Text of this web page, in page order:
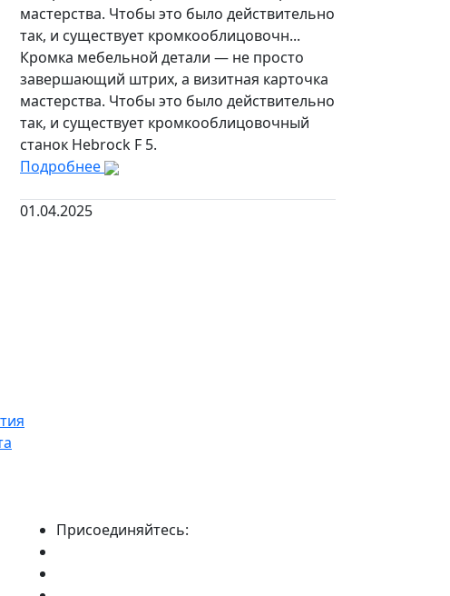
мастерства. Чтобы это было действительно
так, и существует кромкооблицовочн...
Кромка мебельной детали — не просто
завершающий штрих, а визитная карточка
мастерства. Чтобы это было действительно
так, и существует кромкооблицовочный
станок Hebrock F 5.
Подробнее
01.04.2025
Присоединяйтесь: